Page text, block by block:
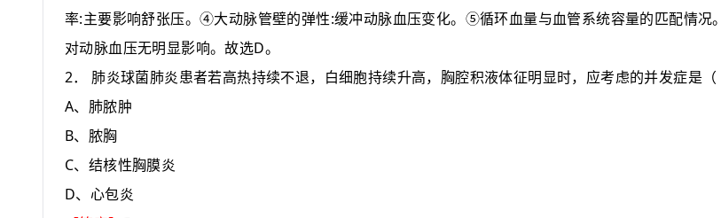
率:主要影响舒张压。④大动脉管壁的弹性:缓冲动脉血压变化。⑤循环血量与血管系统容量的匹配情况。
对动脉血压无明显影响。故选D。
2． 肺炎球菌肺炎患者若高热持续不退，白细胞持续升高，胸腔积液体征明显时，应考虑的并发症是 （
A、肺脓肿
B、脓胸
C、结核性胸膜炎
D、心包炎